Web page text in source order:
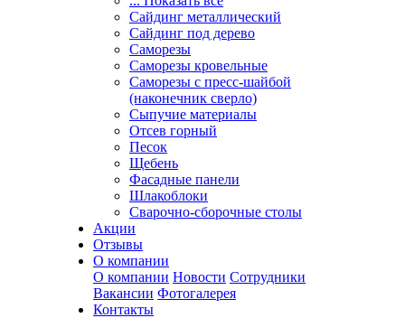
Сайдинг металлический
Cайдинг под дерево
Саморезы
Саморезы кровельные
Саморезы с пресс-шайбой
(наконечник сверло)
Сыпучие материалы
Отсев горный
Песок
Щебень
Фасадные панели
Шлакоблоки
Сварочно-сборочные столы
Акции
Отзывы
О компании
О компании Новости Сотрудники
Вакансии Фотогалерея
Контакты